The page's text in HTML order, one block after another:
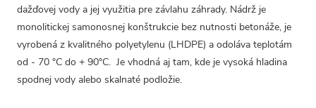
dažďovej vody a jej využitia pre závlahu záhrady. Nádrž je
monolitickej samonosnej konštrukcie bez nutnosti betonáže, je
vyrobená z kvalitného polyetylenu (LHDPE) a odoláva teplotám
od - 70 °C do + 90°C. Je vhodná aj tam, kde je vysoká hladina
spodnej vody alebo skalnaté podložie.